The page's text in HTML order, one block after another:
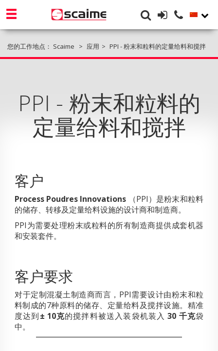
您的工作地点： Scaime 应用 PPI - 粉末和粒料的定量给料和搅拌
PPI - 粉末和粒料的
定量给料和搅拌
客户
Process Poudres Innovations （PPI）是粉末和粒料
的储存、转移及定量给料设施的设计商和制造商。
PPI为需要处理粉末或粒料的所有制造商提供成套机器
和安装套件。
客户要求
对于定制混凝土制造商而言，PPI需要设计由粉末和粒
料制成的7种原料的储存、定量给料及搅拌设施。精准
度达到± 10克的搅拌料被送入装袋机装入 30 千克袋
中。